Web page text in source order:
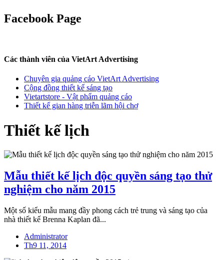
Facebook Page
Các thành viên của VietArt Advertising
Chuyên gia quảng cáo VietArt Advertising
Cộng đồng thiết kế sáng tạo
Vietartstore - Vật phẩm quảng cáo
Thiết kế gian hàng triễn lãm hội chợ
Thiết kế lịch
Mẫu thiết kế lịch độc quyền sáng tạo thử
nghiệm cho năm 2015
Một số kiểu mẫu mang đầy phong cách trẻ trung và sáng tạo của
nhà thiết kế Brenna Kaplan đã...
Administrator
Th9 11, 2014